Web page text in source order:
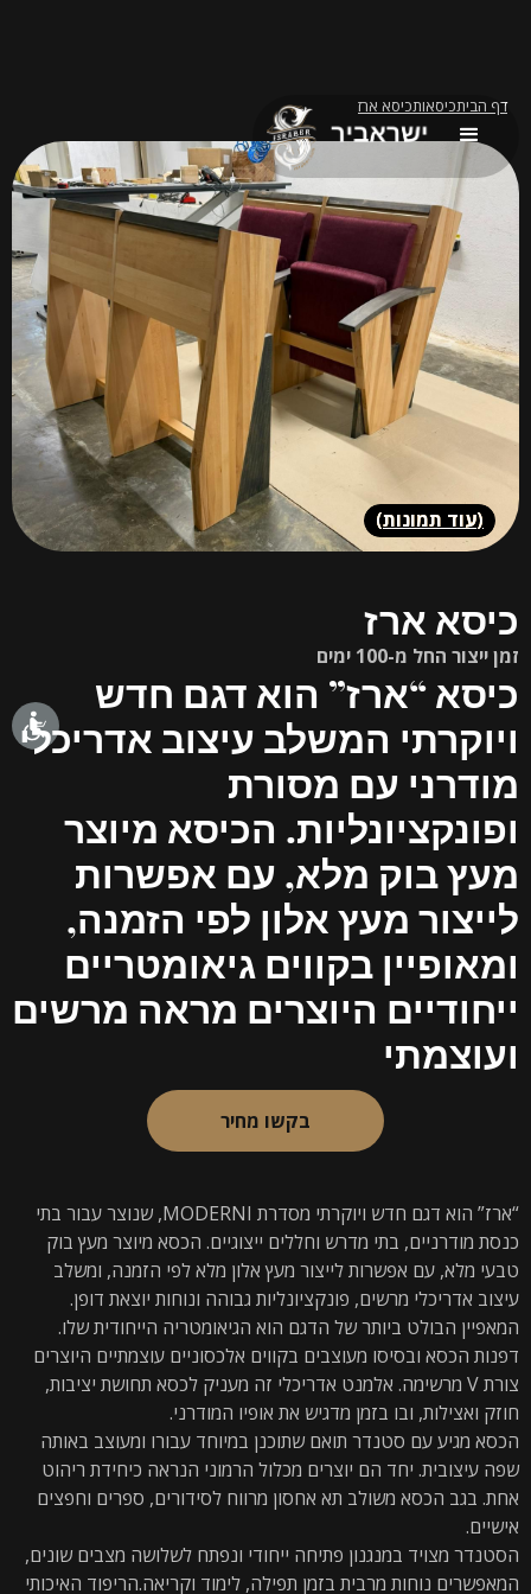
דף הביתכיסאותכיסא ארז
(עוד תמונות)
כיסא ארז
זמן ייצור החל מ-100 ימים
כיסא “ארז” הוא דגם חדש
ויוקרתי המשלב עיצוב אדריכלי
מודרני עם מסורת
ופונקציונליות. הכיסא מיוצר
מעץ בוק מלא, עם אפשרות
לייצור מעץ אלון לפי הזמנה,
ומאופיין בקווים גיאומטריים
ייחודיים היוצרים מראה מרשים
ועוצמתי
בקשו מחיר
“ארז” הוא דגם חדש ויוקרתי מסדרת MODERNI, שנוצר עבור בתי
כנסת מודרניים, בתי מדרש וחללים ייצוגיים. הכסא מיוצר מעץ בוק
טבעי מלא, עם אפשרות לייצור מעץ אלון מלא לפי הזמנה, ומשלב
עיצוב אדריכלי מרשים, פונקציונליות גבוהה ונוחות יוצאת דופן.
המאפיין הבולט ביותר של הדגם הוא הגיאומטריה הייחודית שלו.
דפנות הכסא ובסיסו מעוצבים בקווים אלכסוניים עוצמתיים היוצרים
צורת V מרשימה. אלמנט אדריכלי זה מעניק לכסא תחושת יציבות,
חוזק ואצילות, ובו בזמן מדגיש את אופיו המודרני.
הכסא מגיע עם סטנדר תואם שתוכנן במיוחד עבורו ומעוצב באותה
שפה עיצובית. יחד הם יוצרים מכלול הרמוני הנראה כיחידת ריהוט
אחת. בגב הכסא משולב תא אחסון מרווח לסידורים, ספרים וחפצים
אישיים.
הסטנדר מצויד במנגנון פתיחה ייחודי ונפתח לשלושה מצבים שונים,
המאפשרים נוחות מרבית בזמן תפילה, לימוד וקריאה.הריפוד האיכותי